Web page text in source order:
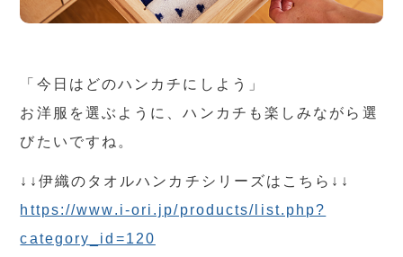
「今日はどのハンカチにしよう」
お洋服を選ぶように、ハンカチも楽しみながら選
びたいですね。
↓↓伊織のタオルハンカチシリーズはこちら↓↓
https://www.i-ori.jp/products/list.php?
category_id=120